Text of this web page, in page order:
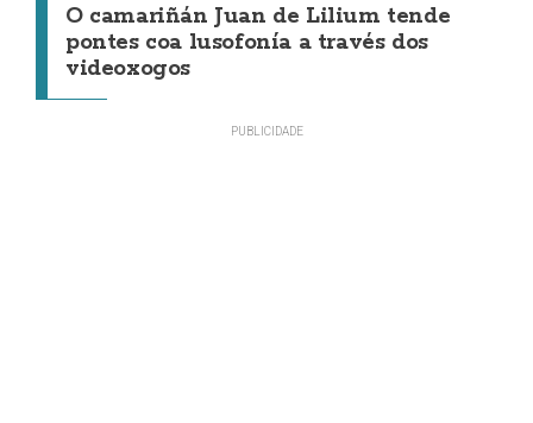
O camariñán Juan de Lilium tende
pontes coa lusofonía a través dos
videoxogos